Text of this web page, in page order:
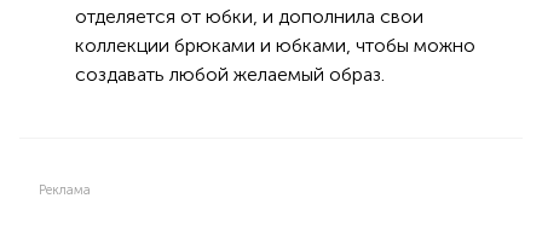
отделяется от юбки, и дополнила свои
коллекции брюками и юбками, чтобы можно
создавать любой желаемый образ.
Реклама